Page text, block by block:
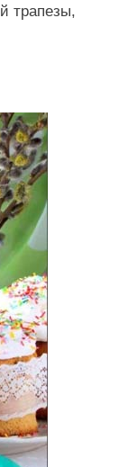
трапезы,